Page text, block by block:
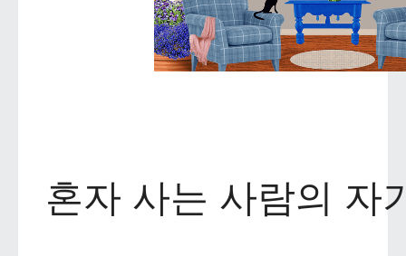
혼자 사는 사람의 자